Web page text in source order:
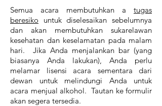
Semua acara membutuhkan a tugas
beresiko untuk diselesaikan sebelumnya
dan akan membutuhkan sukarelawan
kesehatan dan keselamatan pada malam
hari. Jika Anda menjalankan bar (yang
biasanya Anda lakukan), Anda perlu
melamar lisensi acara sementara dari
dewan untuk melindungi Anda untuk
acara menjual alkohol. Tautan ke formulir
akan segera tersedia.